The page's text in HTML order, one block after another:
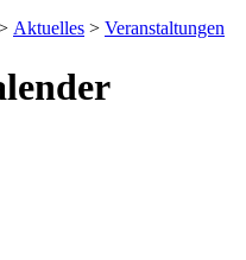
Aktuelles > Veranstaltungen